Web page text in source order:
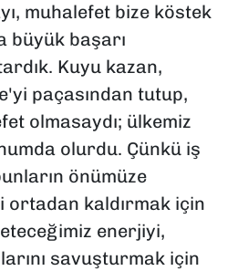
muhalefet bize köstek
büyük başarı
Kuyu kazan,
paçasından tutup,
olmasaydı; ülkemiz
olurdu. Çünkü iş
önümüze
ortadan kaldırmak için
enerjiyi,
savuşturmak için